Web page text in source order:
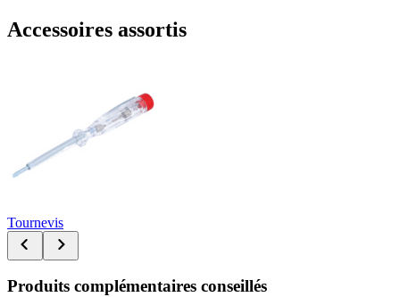
Accessoires assortis
Tournevis
Produits complémentaires conseillés